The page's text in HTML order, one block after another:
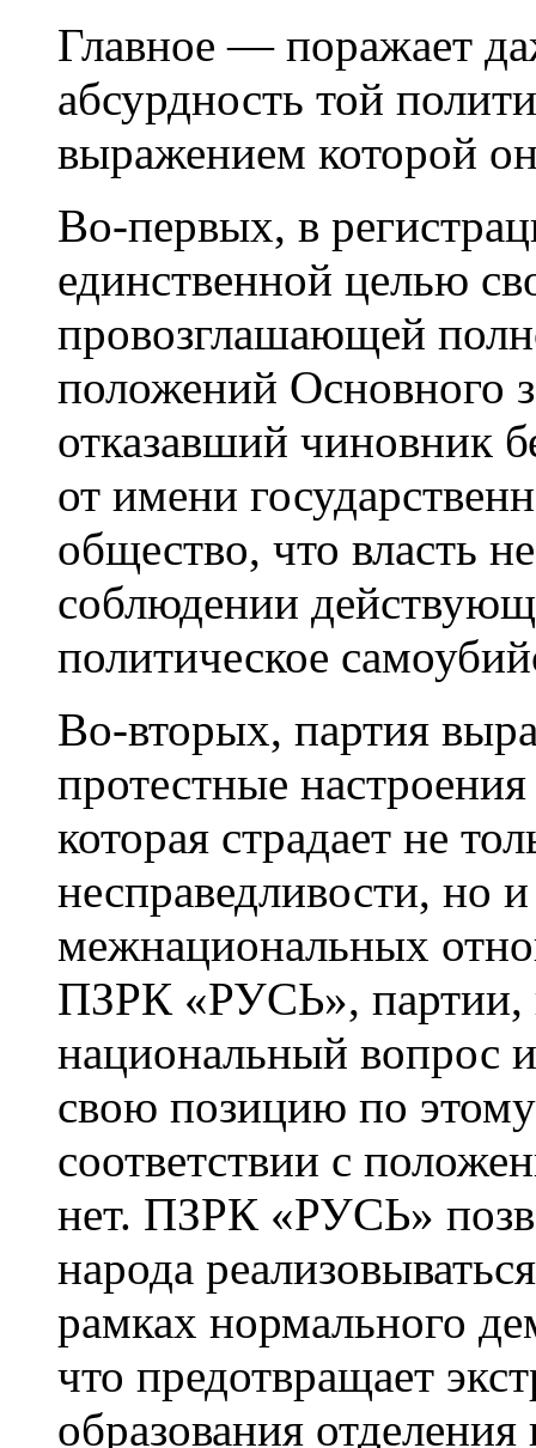
Главное —поражает
абсурдность той
выражением которой
Во-первых, в
единственной целью
провозглашающей
положений Основного
отказавший чиновник
от имени
общество, что власть
соблюдении
политическое
Во-вторых, партия
протестные
которая страдает не
несправедливости, но
межнациональных
ПЗРК «РУСЬ», партии,
национальный вопрос
свою позицию по
соответствии с
нет. ПЗРК «РУСЬ»
народа
рамках нормального
что предотвращает
образования